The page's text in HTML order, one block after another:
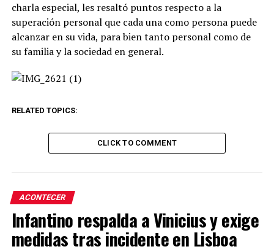
charla especial, les resaltó puntos respecto a la
superación personal que cada una como persona puede
alcanzar en su vida, para bien tanto personal como de
su familia y la sociedad en general.
RELATED TOPICS:
CLICK TO COMMENT
ACONTECER
Infantino respalda a Vinicius y exige
medidas tras incidente en Lisboa